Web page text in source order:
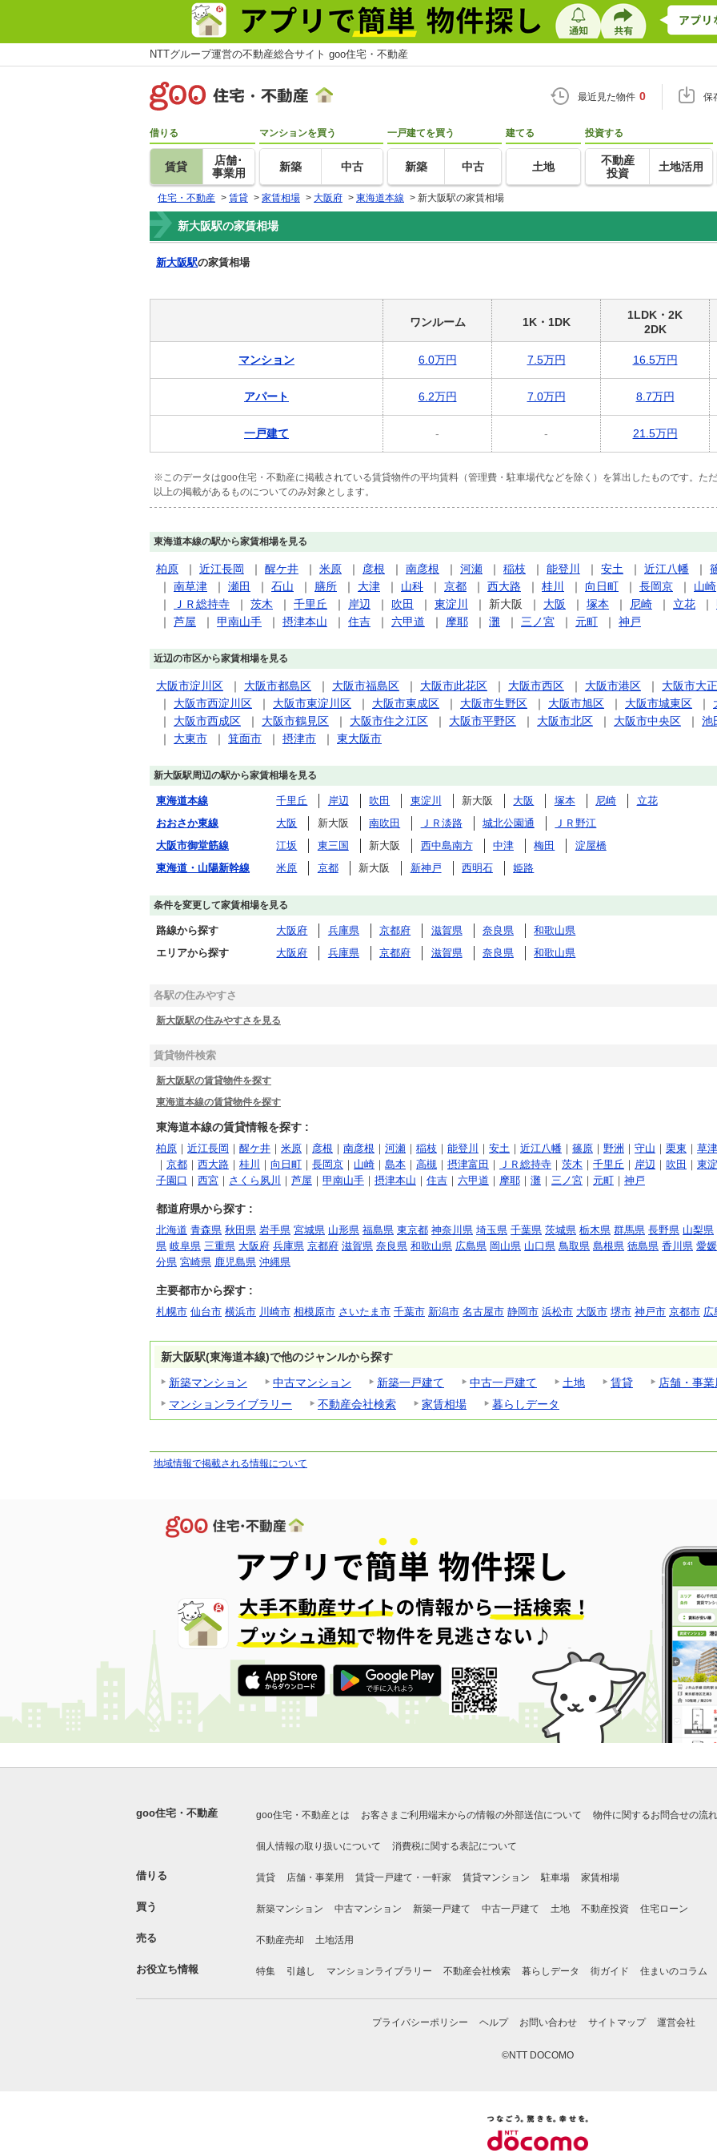
NTTグループ運営の不動産総合サイト goo住宅・不動産
最近見た物件 0 保
借りる
賃貸
店舗･
事業用
マンションを買う
新築 中古
一戸建てを買う
新築 中古
建てる
土地
投資する
不動産
投資
土地活用
住宅・不動産 > 賃貸 > 家賃相場 > 大阪府 > 東海道本線 > 新大阪駅の家賃相場
新大阪駅の家賃相場
新大阪駅の家賃相場
ワンルーム 1K・1DK
1LDK・2K
2DK
マンション 6.0万円 7.5万円 16.5万円
アパート 6.2万円 7.0万円 8.7万円
一戸建て - - 21.5万円
※このデータはgoo住宅・不動産に掲載されている賃貸物件の平均賃料（管理費・駐車場代などを除く）を算出したものです。た
以上の掲載があるものについてのみ対象とします。
東海道本線の駅から家賃相場を見る
柏原 ｜ 近江長岡 ｜ 醒ケ井 ｜ 米原 ｜ 彦根 ｜ 南彦根 ｜ 河瀬 ｜ 稲枝 ｜ 能登川 ｜ 安土 ｜ 近江八幡 ｜
｜ 南草津 ｜ 瀬田 ｜ 石山 ｜ 膳所 ｜ 大津 ｜ 山科 ｜ 京都 ｜ 西大路 ｜ 桂川 ｜ 向日町 ｜ 長岡京 ｜ 山崎
｜
ＪＲ総持寺 ｜ 茨木 ｜ 千里丘 ｜ 岸辺 ｜ 吹田 ｜ 東淀川 ｜ 新大阪 ｜ 大阪 ｜ 塚本 ｜ 尼崎 ｜ 立花 ｜
｜ 芦屋 ｜ 甲南山手 ｜ 摂津本山 ｜ 住吉 ｜ 六甲道 ｜ 摩耶 ｜ 灘 ｜ 三ノ宮 ｜ 元町 ｜ 神戸
近辺の市区から家賃相場を見る
大阪市淀川区 ｜ 大阪市都島区 ｜ 大阪市福島区 ｜ 大阪市此花区 ｜ 大阪市西区 ｜ 大阪市港区 ｜ 大阪市大
｜ 大阪市西淀川区 ｜ 大阪市東淀川区 ｜ 大阪市東成区 ｜ 大阪市生野区 ｜ 大阪市旭区 ｜ 大阪市城東区 ｜
｜ 大阪市西成区 ｜ 大阪市鶴見区 ｜ 大阪市住之江区 ｜ 大阪市平野区 ｜ 大阪市北区 ｜ 大阪市中央区 ｜ 池
｜ 大東市 ｜ 箕面市 ｜ 摂津市 ｜ 東大阪市
新大阪駅周辺の駅から家賃相場を見る
東海道本線 千里丘 岸辺 吹田 東淀川 新大阪 大阪 塚本 尼崎
立花
おおさか東線
大阪 新大阪 南吹田 ＪＲ淡路 城北公園通
ＪＲ野江
大阪市御堂筋線
江坂 東三国 新大阪 西中島南方 中津 梅田
淀屋橋
東海道・山陽新幹線
米原 京都 新大阪 新神戸 西明石 姫路
条件を変更して家賃相場を見る
路線から探す 大阪府 兵庫県 京都府 滋賀県 奈良県
和歌山県
エリアから探す
大阪府 兵庫県 京都府 滋賀県 奈良県 和歌山県
各駅の住みやすさ
新大阪駅の住みやすさを見る
賃貸物件検索
新大阪駅の賃貸物件を探す
東海道本線の賃貸物件を探す
東海道本線の賃貸情報を探す :
柏原 ｜ 近江長岡 ｜ 醒ケ井 ｜ 米原 ｜ 彦根 ｜ 南彦根 ｜ 河瀬 ｜ 稲枝 ｜ 能登川 ｜ 安土 ｜ 近江八幡 ｜ 篠原 ｜ 野洲 ｜ 守山 ｜ 栗東 ｜ 草津
｜ 京都 ｜ 西大路 ｜ 桂川 ｜ 向日町 ｜ 長岡京 ｜ 山崎 ｜ 島本 ｜ 高槻 ｜ 摂津富田 ｜ ＪＲ総持寺 ｜ 茨木 ｜ 千里丘 ｜ 岸辺 ｜ 吹田 ｜ 東淀
子園口 ｜ 西宮 ｜ さくら夙川 ｜ 芦屋 ｜ 甲南山手 ｜ 摂津本山 ｜ 住吉 ｜ 六甲道 ｜ 摩耶 ｜ 灘 ｜ 三ノ宮 ｜ 元町 ｜ 神戸
都道府県から探す :
北海道 青森県 秋田県 岩手県 宮城県 山形県 福島県 東京都 神奈川県 埼玉県 千葉県 茨城県 栃木県 群馬県 長野県 山梨県
県 岐阜県 三重県 大阪府 兵庫県 京都府 滋賀県 奈良県 和歌山県 広島県 岡山県 山口県 鳥取県 島根県 徳島県 香川県 愛
分県 宮崎県 鹿児島県 沖縄県
主要都市から探す :
札幌市 仙台市 横浜市 川崎市 相模原市 さいたま市 千葉市 新潟市 名古屋市 静岡市 浜松市 大阪市 堺市 神戸市 京都市 広
新大阪駅(東海道本線)で他のジャンルから探す
新築マンション
中古マンション 新築一戸建て 中古一戸建て 土地 賃貸 店舗・事業
マンションライブラリー
不動産会社検索 家賃相場 暮らしデータ
地域情報で掲載される情報について
goo住宅・不動産 goo住宅・不動産とは お客さまご利用端末からの情報の外部送信について 物件に関するお問合せの流れ
個人情報の取り扱いについて 消費税に関する表記について
借りる 賃貸 店舗・事業用 賃貸一戸建て・一軒家 賃貸マンション 駐車場 家賃相場
買う 新築マンション 中古マンション 新築一戸建て 中古一戸建て 土地 不動産投資 住宅ローン
売る 不動産売却 土地活用
お役立ち情報 特集 引越し マンションライブラリー 不動産会社検索 暮らしデータ 街ガイド 住まいのコラム
プライバシーポリシー ヘルプ お問い合わせ サイトマップ 運営会社
©NTT DOCOMO